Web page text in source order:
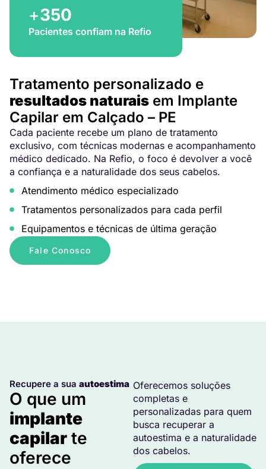
+350
Pacientes confiam na Refio
Tratamento personalizado e
resultados naturais em Implante
Capilar em Calçado – PE
Cada paciente recebe um plano de tratamento
exclusivo, com técnicas modernas e acompanhamento
médico dedicado. Na Refio, o foco é devolver a você
a confiança e a naturalidade dos seus cabelos.
Atendimento médico especializado
Tratamentos personalizados para cada perfil
Equipamentos e técnicas de última geração
Fale Conosco
Recupere a sua autoestima
O que um
implante
capilar te
oferece
Oferecemos soluções
completas e
personalizadas para quem
busca recuperar a
autoestima e a naturalidade
dos cabelos.